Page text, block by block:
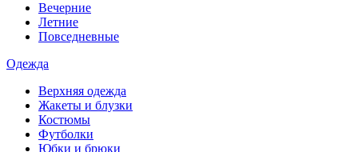
Вечерние
Летние
Повседневные
Одежда
Верхняя одежда
Жакеты и блузки
Костюмы
Футболки
Юбки и брюки